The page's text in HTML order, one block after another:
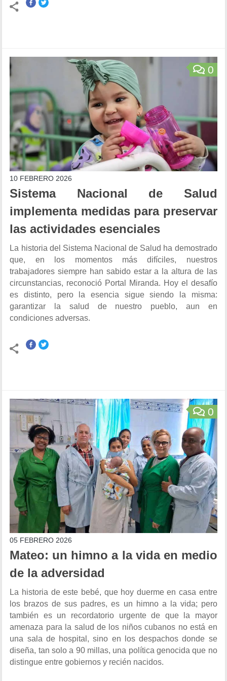
0
10 FEBRERO 2026
Sistema Nacional de Salud
implementa medidas para preservar
las actividades esenciales
La historia del Sistema Nacional de Salud ha demostrado
que, en los momentos más difíciles, nuestros
trabajadores siempre han sabido estar a la altura de las
circunstancias, reconoció Portal Miranda. Hoy el desafío
es distinto, pero la esencia sigue siendo la misma:
garantizar la salud de nuestro pueblo, aun en
condiciones adversas.
0
05 FEBRERO 2026
Mateo: un himno a la vida en medio
de la adversidad
La historia de este bebé, que hoy duerme en casa entre
los brazos de sus padres, es un himno a la vida; pero
también es un recordatorio urgente de que la mayor
amenaza para la salud de los niños cubanos no está en
una sala de hospital, sino en los despachos donde se
diseña, tan solo a 90 millas, una política genocida que no
distingue entre gobiernos y recién nacidos.